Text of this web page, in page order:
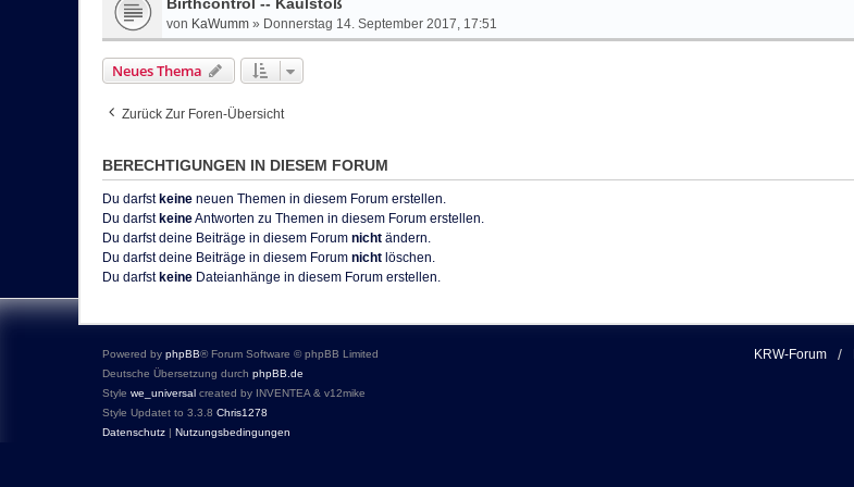
von KaWumm » Donnerstag 14. September 2017, 17:51
Neues Thema
Zurück Zur Foren-Übersicht
BERECHTIGUNGEN IN DIESEM FORUM
Du darfst keine neuen Themen in diesem Forum erstellen.
Du darfst keineAntworten zu Themen in diesem Forum erstellen.
Du darfst deine Beiträge in diesem Forum nicht ändern.
Du darfst deine Beiträge in diesem Forum nicht löschen.
Du darfst keine Dateianhänge in diesem Forum erstellen.
KRW-Forum
Powered by phpBB® Forum Software © phpBB Limited
Deutsche Übersetzung durch phpBB.de
Style we_universal created by INVENTEA & v12mike
Style Updatet to 3.3.8 Chris1278
Datenschutz | Nutzungsbedingungen